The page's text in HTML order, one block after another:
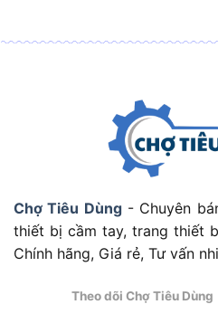
Bên cạnh công dụng
Sata 93404ME được
cao cấp và thiết kế tối
bền bỉ mà còn mang lại
thể, dưới đây là các đặc
tiết:
Đặc điểm nổi bật
Chợ Tiêu Dùng- Chuyên
thiết bị cầm tay, trang thiết
Chính hãng, Giá rẻ, Tư vấn
Theo dõi Chợ Tiêu Dùng